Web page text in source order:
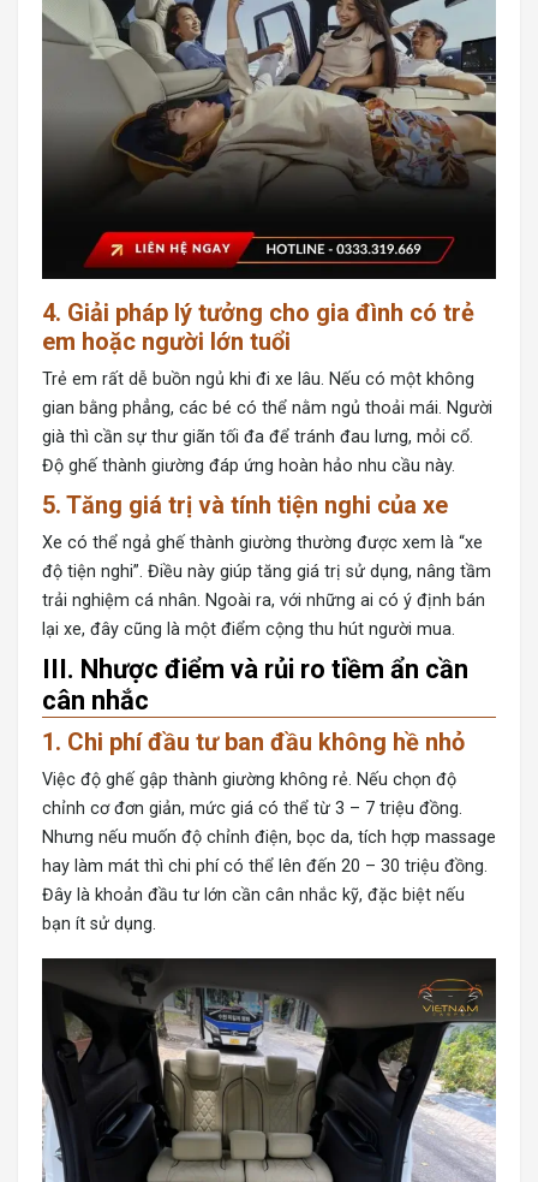
4. Giải pháp lý tưởng cho gia đình có trẻ
em hoặc người lớn tuổi
Trẻ em rất dễ buồn ngủ khi đi xe lâu. Nếu có một không
gian bằng phẳng, các bé có thể nằm ngủ thoải mái. Người
già thì cần sự thư giãn tối đa để tránh đau lưng, mỏi cổ.
Độ ghế thành giường đáp ứng hoàn hảo nhu cầu này.
5. Tăng giá trị và tính tiện nghi của xe
Xe có thể ngả ghế thành giường thường được xem là “xe
độ tiện nghi”. Điều này giúp tăng giá trị sử dụng, nâng tầm
trải nghiệm cá nhân. Ngoài ra, với những ai có ý định bán
lại xe, đây cũng là một điểm cộng thu hút người mua.
III. Nhược điểm và rủi ro tiềm ẩn cần
cân nhắc
1. Chi phí đầu tư ban đầu không hề nhỏ
Việc độ ghế gập thành giường không rẻ. Nếu chọn độ
chỉnh cơ đơn giản, mức giá có thể từ 3 – 7 triệu đồng.
Nhưng nếu muốn độ chỉnh điện, bọc da, tích hợp massage
hay làm mát thì chi phí có thể lên đến 20 – 30 triệu đồng.
Đây là khoản đầu tư lớn cần cân nhắc kỹ, đặc biệt nếu
bạn ít sử dụng.